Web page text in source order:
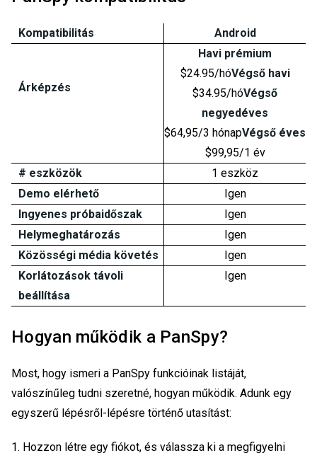
Kompatibilitás Android
Árképzés
Havi prémium
$24.95/hóVégső havi
$34.95/hóVégső
negyedéves
$64,95/3 hónapVégső éves
$99,95/1 év
# eszközök
1 eszköz
Demo elérhető
Igen
Ingyenes próbaidőszak
Igen
Helymeghatározás
Igen
Közösségi média követés
Igen
Korlátozások távoli
beállítása
Igen
Hogyan működik a PanSpy?
Most, hogy ismeri a PanSpy funkcióinak listáját,
valószínűleg tudni szeretné, hogyan működik. Adunk egy
egyszerű lépésről-lépésre történő utasítást:
Hozzon létre egy fiókot, és válassza ki a megfigyelni